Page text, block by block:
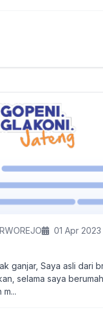
01 Apr 2023
ganjar, Saya asli dari
selama saya